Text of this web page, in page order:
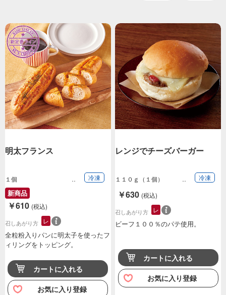
明太フランス
１個 冷凍
新商品
￥610 (税込)
召しあがり方 レ
全粒粉入りパンに明太子を使ったフ
ィリングをトッピング。
カートに入れる
お気に入り登録
レンジでチーズバーガー
１１０ｇ（１個） 冷凍
￥630 (税込)
召しあがり方 レ
ビーフ１００％のパテ使用。
カートに入れる
お気に入り登録